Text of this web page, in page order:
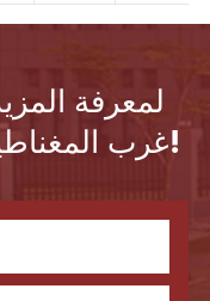
لمعرفة
غرب المغناطيسي ، يرجى الاتصال بنا!